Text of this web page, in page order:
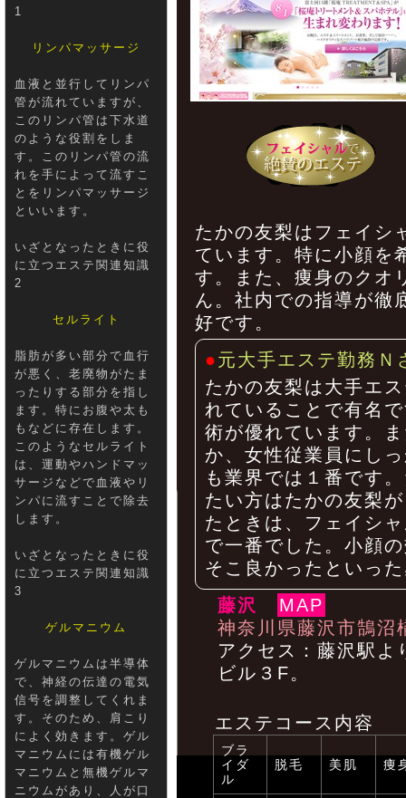
1
リンパマッサージ
血液と並行してリンパ
管が流れていますが、
このリンパ管は下水道
のような役割をしま
す。このリンパ管の流
れを手によって流すこ
とをリンパマッサージ
といいます。
いざとなったときに役
に立つエステ関連知識
2
セルライト
脂肪が多い部分で血行
が悪く、老廃物がたま
ったりする部分を指し
ます。特にお腹や太も
もなどに存在します。
このようなセルライト
は、運動やハンドマッ
サージなどで血液やリ
ンパに流すことで除去
します。
いざとなったときに役
に立つエステ関連知識
3
ゲルマニウム
ゲルマニウムは半導体
で、神経の伝達の電気
信号を調整してくれま
す。そのため、肩こり
によく効きます。ゲル
マニウムには有機ゲル
マニウムと無機ゲルマ
ニウムがあり、人が口
たかの友梨はフェイシ
ています。特に小顔を
す。また、痩身のクオ
ん。社内での指導が徹
好です。
●元大手エステ勤務Ｎ
たかの友梨は大手エ
れていることで有名
術が優れています。
か、女性従業員にし
も業界では１番です
たい方はたかの友梨
たときは、フェイシ
で一番でした。小顔
そこ良かったといっ
藤沢
MAP
神奈川県藤沢市鵠沼
アクセス：藤沢駅よ
ビル３F。
エステコース内容
ブラ
イダ
ル
脱毛 美肌 痩